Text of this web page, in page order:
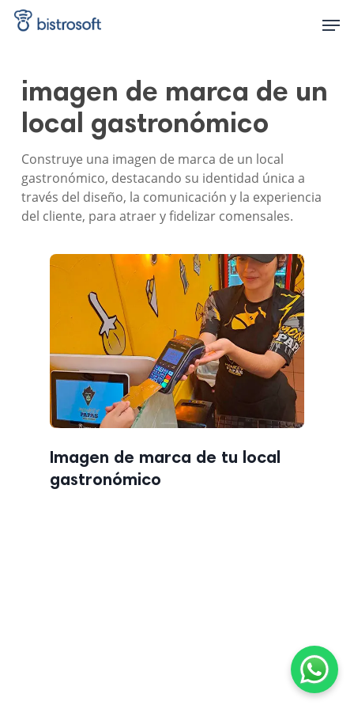
Skip
imagen de marca de un
local gastronómico
Construye una imagen de marca de un local
gastronómico, destacando su identidad única a
través del diseño, la comunicación y la experiencia
del cliente, para atraer y fidelizar comensales.
Imagen de marca de tu local
gastronómico